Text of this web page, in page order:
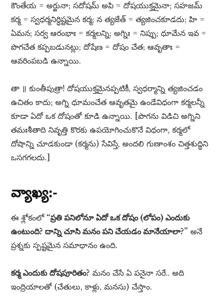
కౌంతేయ = అర్జునా; సదోషమ్​ అపి = దోషయుక్తమైనా; సహజమ్​
కర్మ = స్వధర్మనిర్ధిష్టమైన కర్మ; న త్యజేత్​ = త్యజించకూడదు; హి =
ఏమన; సర్వ ఆరంభాః = కర్మలన్ని; అగ్నిః = నిప్పు; ధూమేన ఇవ =
పొగచేత కప్పబడునట్లు; దోషేణ = దోషం చేత; ఆవృతాః =
ఆవరింపబడి ఉన్నాయి.
తా ॥ కుంతీపుత్రా! దోషయుక్తమైనప్పటికీ, స్వధర్మాన్ని త్యజించడం
ఉచితం కాదు; అగ్ని ధూమంచేత ఆవృతమై ఉండేవిధంగా కర్మలన్నీ
కూడా ఏదో ఒక దోషంతో కూడి ఉన్నాయి. [పొగను విడిచి అగ్నిని
తమఃశీతాది నివృత్తి కొరకు ఉపయోగించుకొనే విధంగా, కర్మలో
దోషాన్ని చూడకుండా (కర్మను) సేవిస్తే, అందలి గుణాంశం చిత్తశుద్ధిని
ఒసగగలదు.]
వ్యాఖ్య:-
ఈ శ్లోకంలో “ప్రతి పనిలోనూ ఏదో ఒక దోషం (లోపం) ఎందుకు
ఉంటుంది? దాన్ని చూసి మనం పని చేయడం మానేయాలా?” అనే
ప్రశ్నకు స్పష్టమైన సమాధానం ఉంది.
కర్మ ఎందుకు దోషపూరితం? మనం చేసే ఏ పనైనా సరే.. అది
ఇంద్రియాలతో (చేతులు, కాళ్లు, మనసు) చేస్తాం.